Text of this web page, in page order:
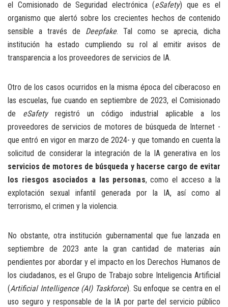
el Comisionado de Seguridad electrónica (eSafety) que es el
organismo que alertó sobre los crecientes hechos de contenido
sensible a través de Deepfake. Tal como se aprecia, dicha
institución ha estado cumpliendo su rol al emitir avisos de
transparencia a los proveedores de servicios de IA.
Otro de los casos ocurridos en la misma época del ciberacoso en
las escuelas, fue cuando en septiembre de 2023, el Comisionado
de eSafetyregistró un código industrial aplicable a los
proveedores de servicios de motores de búsqueda de Internet -
que entró en vigor en marzo de 2024- y que tomando en cuenta la
solicitud de considerar la integración de la IA generativa en los
servicios de motores de búsqueda y hacerse cargo de evitar
los riesgos asociados a las personas, como el acceso a la
explotación sexual infantil generada por la IA, así como al
terrorismo, el crimen y la violencia.
No obstante, otra institución gubernamental que fue lanzada en
septiembre de 2023 ante la gran cantidad de materias aún
pendientes por abordar y el impacto en los Derechos Humanos de
los ciudadanos, es el Grupo de Trabajo sobre Inteligencia Artificial
(Artificial Intelligence (AI) Taskforce). Su enfoque se centra en el
uso seguro y responsable de la IA por parte del servicio público